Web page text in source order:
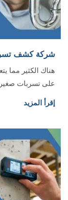
شركة كشف
هناك الكثير مما
على تسربات
إقرأ المزيد